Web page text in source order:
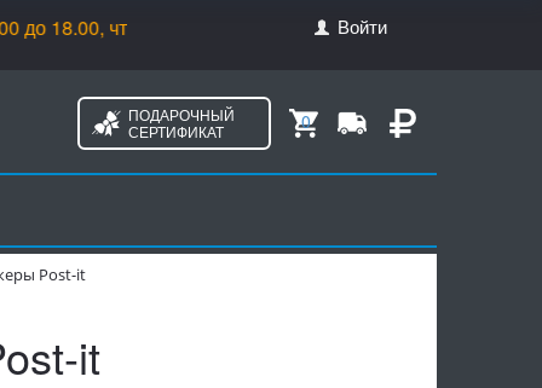
чт. с 10.00 до 20.00, пт. с 10.00 до 17.00
Войти
ПОДАРОЧНЫЙ
СЕРТИФИКАТ
0
Post-it
it